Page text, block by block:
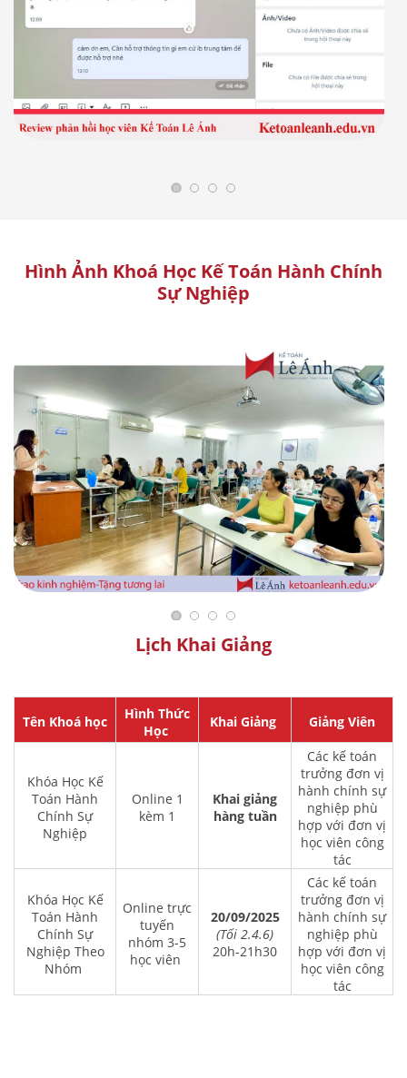
Hình Ảnh Khoá Học Kế Toán Hành Chính
Sự Nghiệp
Lịch Khai Giảng
Tên Khoá học
Hình Thức
Học
Khai Giảng Giảng Viên
Khóa Học Kế
Toán Hành
Chính Sự
Nghiệp
Online 1
kèm 1
Khai giảng
hàng tuần
Các kế toán
trưởng đơn vị
hành chính sự
nghiệp phù
hợp với đơn vị
học viên công
tác
Khóa Học Kế
Toán Hành
Chính Sự
Nghiệp Theo
Nhóm
Online trực
tuyến
nhóm 3-5
học viên
20/09/2025
(Tối 2.4.6)
20h-21h30
Các kế toán
trưởng đơn vị
hành chính sự
nghiệp phù
hợp với đơn vị
học viên công
tác